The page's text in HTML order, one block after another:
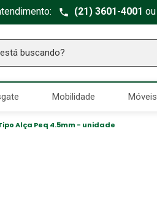
(21) 3601-4001 ou
buscando?
Mobilidade Móveis
Alça Peq 4.5mm - unidade
BUSCADOS
Insulina